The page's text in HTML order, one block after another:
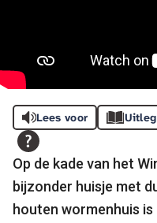
Lees voor
Op de kade van het
bijzonder huisje met
houten wormenhuis